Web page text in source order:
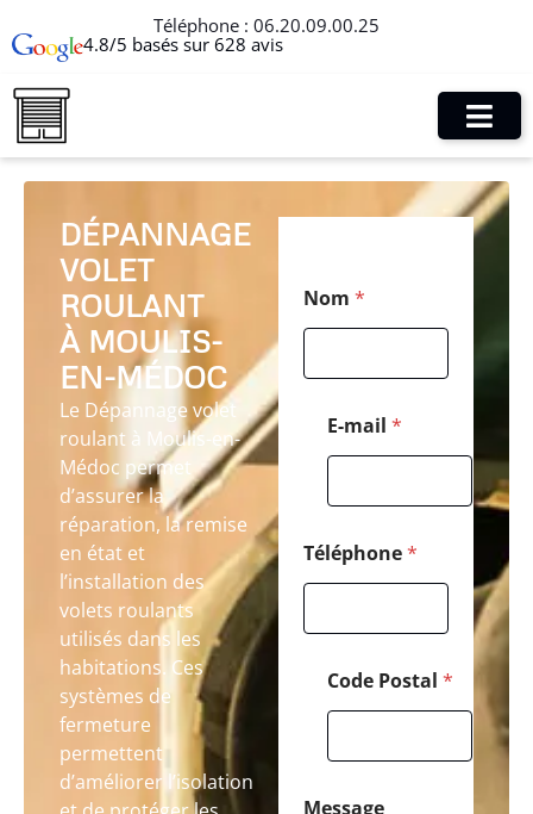
Téléphone : 06.20.09.00.25
4.8/5 basés sur 628 avis
DÉPANNAGE
VOLET
ROULANT
À MOULIS-
EN-MÉDOC
Le Dépannage volet
roulant à Moulis-en-
Médoc permet
d’assurer la
réparation, la remise
en état et
l’installation des
volets roulants
utilisés dans les
habitations. Ces
systèmes de
fermeture
permettent
d’améliorer l’isolation
-
m
i
Nom *
E-mail *
Téléphone*
Code Postal *
Message